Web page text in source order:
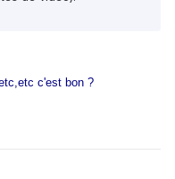
c'est bon ?